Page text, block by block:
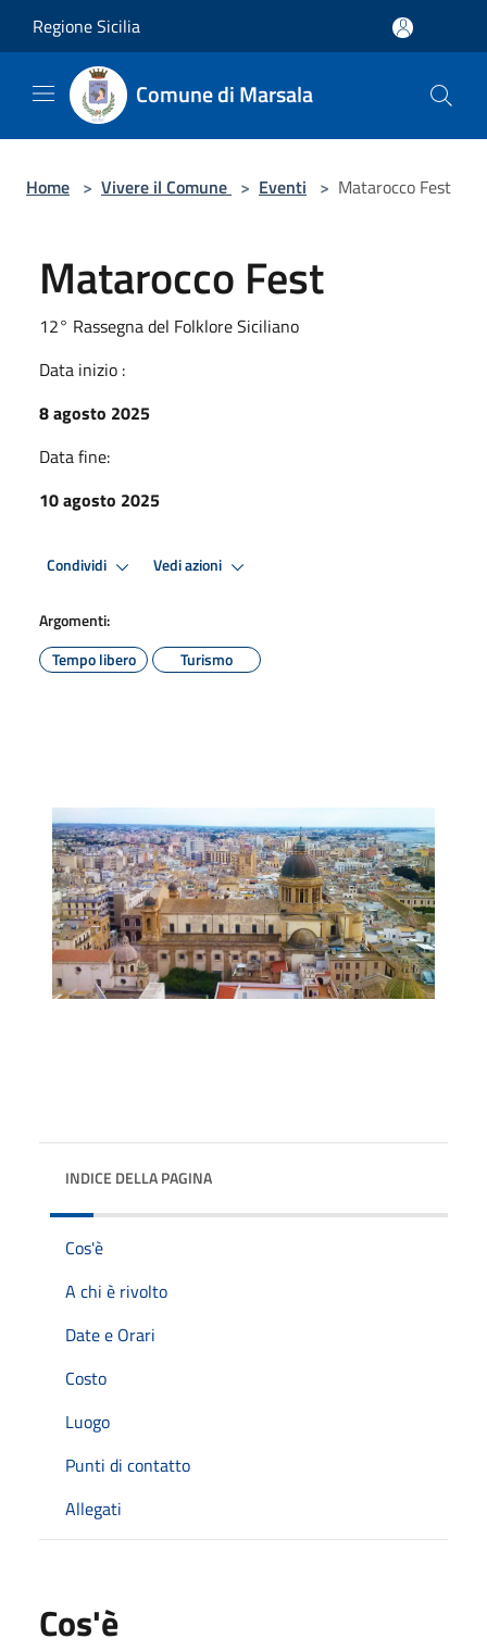
Regione Sicilia
Comune di Marsala
Home > Vivere il Comune > Eventi > Matarocco Fest
Matarocco Fest
12° Rassegna del Folklore Siciliano
Data inizio :
8 agosto 2025
Data fine:
10 agosto 2025
Condividi Vedi azioni
Argomenti:
Tempo libero
Turismo
INDICE DELLA PAGINA
Cos'è
A chi è rivolto
Date e Orari
Costo
Luogo
Punti di contatto
Allegati
Cos'è